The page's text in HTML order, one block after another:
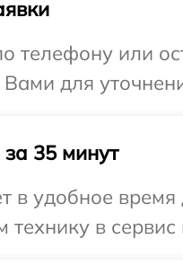
телефону или
Вами для
35 минут
в удобное
технику в